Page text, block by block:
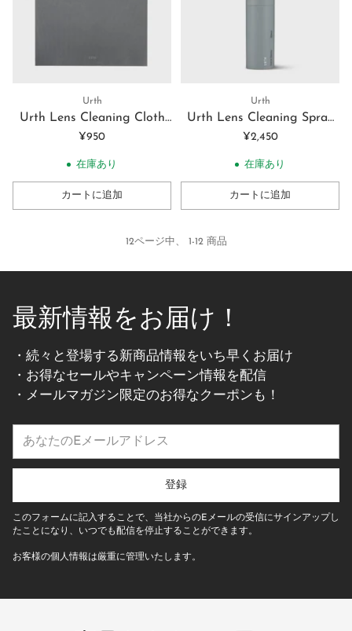
Urth
Urth Lens Cleaning Cloth
レンズ用クリーニングクロ
¥950
在庫あり
カートに追加
Urth
Urth Lens Cleaning Spray
Urth レンズ用クリーニング
¥2,450
在庫あり
カートに追加
12ページ中、 1-12 商品
最新情報をお届け！
・続々と登場する新商品情報をいち早くお届け
・お得なセールやキャンペーン情報を配信
・メールマガジン限定のお得なクーポンも！
メ
ー
ア
レ
登録
このフォームに記入することで、当社からのEメールの受信にサインアップし
たことになり、いつでも配信を停止することができます。
お客様の個人情報は厳重に管理いたします。